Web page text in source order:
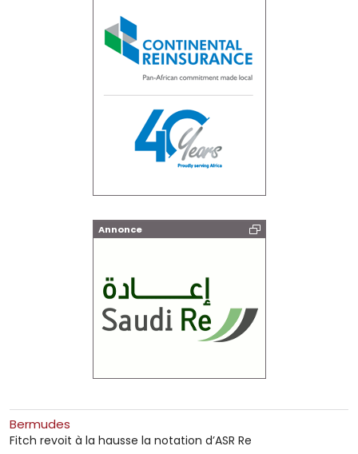
Annonce
Bermudes
Fitch revoit à la hausse la notation d’ASR Re